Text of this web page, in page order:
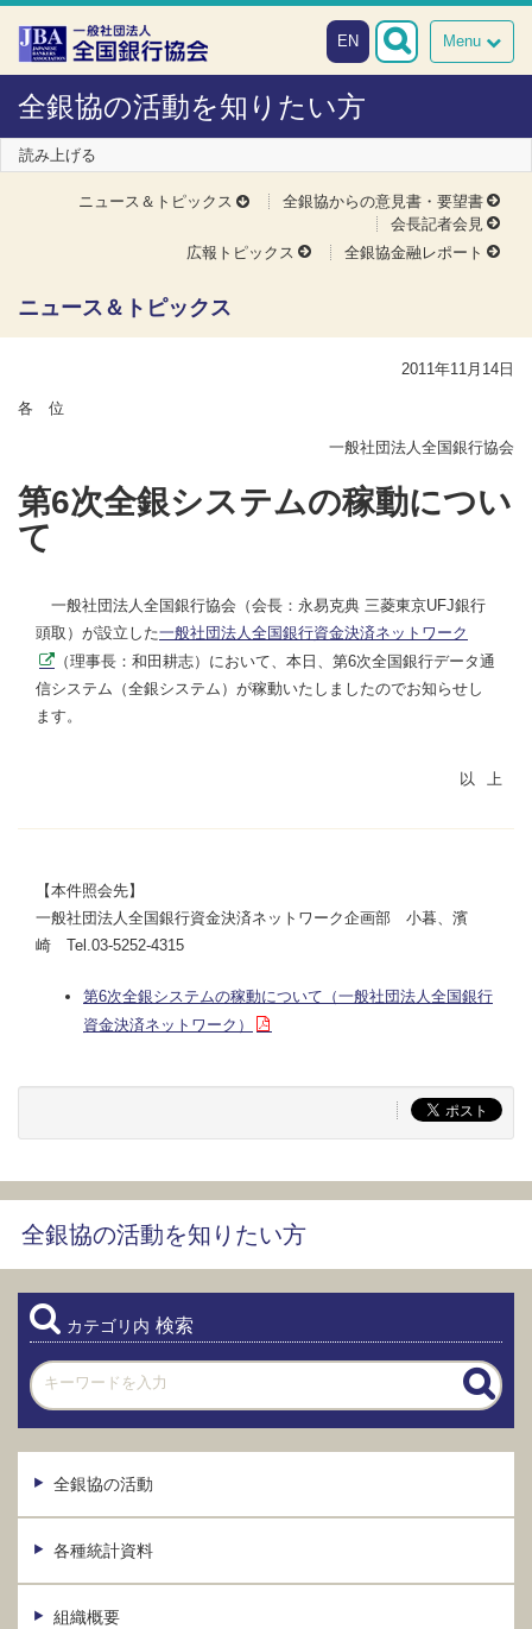
本文へスキップ
障がい者向け相談窓口
Menu
EN
全銀協の活動を知りたい方
読み上げる
ニュース＆トピックス
全銀協からの意見書・要望書
会長記者会見
広報トピックス
全銀協金融レポート
ニュース＆トピックス
2011年11月14日
各 位
一般社団法人全国銀行協会
第6次全銀システムの稼動につい
て
一般社団法人全国銀行協会（会長：永易克典 三菱東京UFJ銀行
頭取）が設立した一般社団法人全国銀行資金決済ネットワーク
（理事長：和田耕志）において、本日、第6次全国銀行データ通
信システム（全銀システム）が稼動いたしましたのでお知らせし
ます。
【本件照会先】
一般社団法人全国銀行資金決済ネットワーク企画部 小暮、濱
崎 Tel.03-5252-4315
第6次全銀システムの稼動について（一般社団法人全国銀行
資金決済ネットワーク）
全銀協の活動を知りたい方
カテゴリ内 検索
全銀協の活動
各種統計資料
組織概要